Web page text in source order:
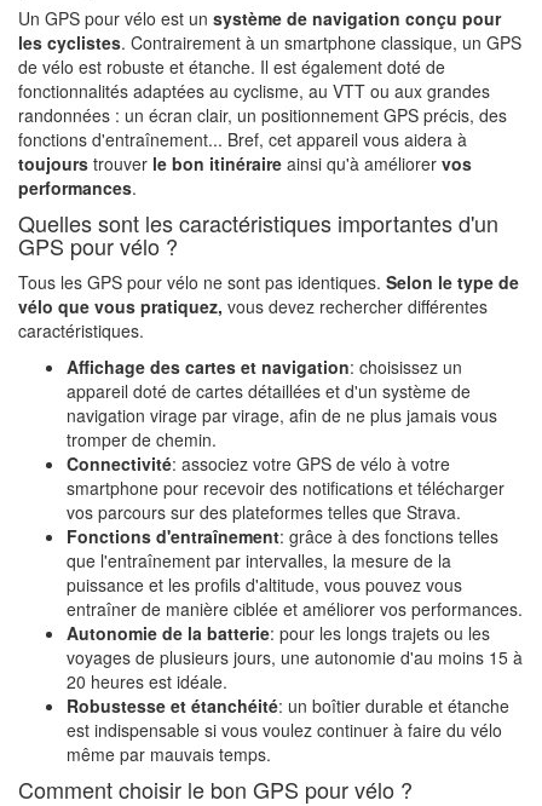
Un GPS pour vélo est un système de navigation conçu pour
les cyclistes. Contrairement à un smartphone classique, un GPS
de vélo est robuste et étanche. Il est également doté de
fonctionnalités adaptées au cyclisme, au VTT ou aux grandes
randonnées : un écran clair, un positionnement GPS précis, des
fonctions d'entraînement... Bref, cet appareil vous aidera à
toujours trouver le bon itinéraire ainsi qu'à améliorer vos
performances.
Quelles sont les caractéristiques importantes d'un
GPS pour vélo ?
Tous les GPS pour vélo ne sont pas identiques. Selon le type de
vélo que vous pratiquez, vous devez rechercher différentes
caractéristiques.
Affichage des cartes et navigation: choisissez un
appareil doté de cartes détaillées et d'un système de
navigation virage par virage, afin de ne plus jamais vous
tromper de chemin.
Connectivité: associez votre GPS de vélo à votre
smartphone pour recevoir des notifications et télécharger
vos parcours sur des plateformes telles que Strava.
Fonctions d'entraînement: grâce à des fonctions telles
que l'entraînement par intervalles, la mesure de la
puissance et les profils d'altitude, vous pouvez vous
entraîner de manière ciblée et améliorer vos performances.
Autonomie de la batterie: pour les longs trajets ou les
voyages de plusieurs jours, une autonomie d'au moins 15 à
20 heures est idéale.
Robustesse et étanchéité: un boîtier durable et étanche
est indispensable si vous voulez continuer à faire du vélo
même par mauvais temps.
Comment choisir le bon GPS pour vélo ?